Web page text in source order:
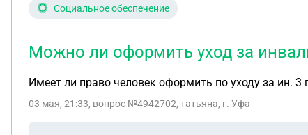
Социальное обеспечение
Можно ли оформить уход за
Имеет ли право человек оформить по уходу за ин. 3
03 мая, 21:33, вопрос №4942702, татьяна, г. Уфа